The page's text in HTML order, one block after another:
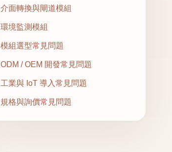
介面轉換與閘道模組
環境監測模組
模組選型常見問題
ODM / OEM 開發常見問題
工業與 IoT 導入常見問題
規格與詢價常見問題